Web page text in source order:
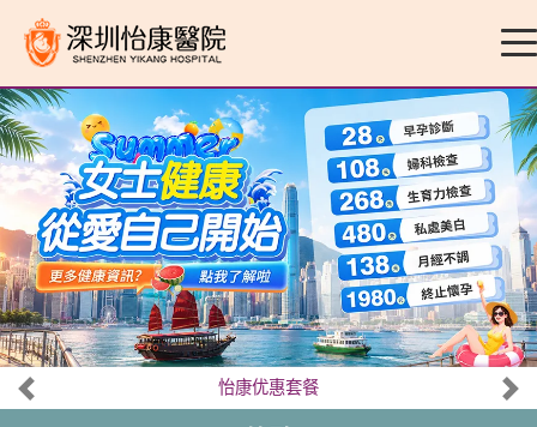
怡康优惠套餐